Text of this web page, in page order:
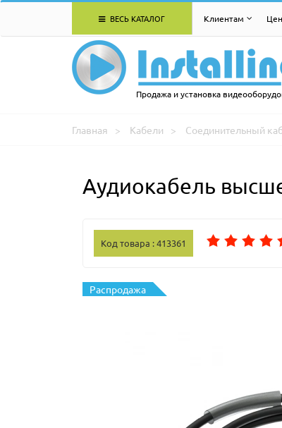
ВЕСЬ КАТАЛОГ Клиентам
Продажа и установка
Главная Кабели Соединительный
Аудиокабель
Код товара : 413361
Распродажа